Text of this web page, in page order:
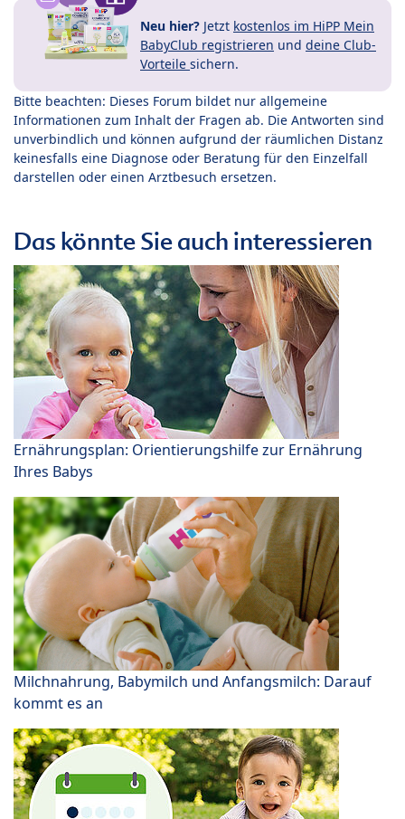
Neu hier? Jetzt kostenlos im HiPP Mein
BabyClub registrieren und deine Club-
Vorteile sichern.
Bitte beachten: Dieses Forum bildet nur allgemeine
Informationen zum Inhalt der Fragen ab. Die Antworten sind
unverbindlich und können aufgrund der räumlichen Distanz
keinesfalls eine Diagnose oder Beratung für den Einzelfall
darstellen oder einen Arztbesuch ersetzen.
Das könnte Sie auch interessieren
Ernährungsplan: Orientierungshilfe zur Ernährung
Ihres Babys
Milchnahrung, Babymilch und Anfangsmilch: Darauf
kommt es an